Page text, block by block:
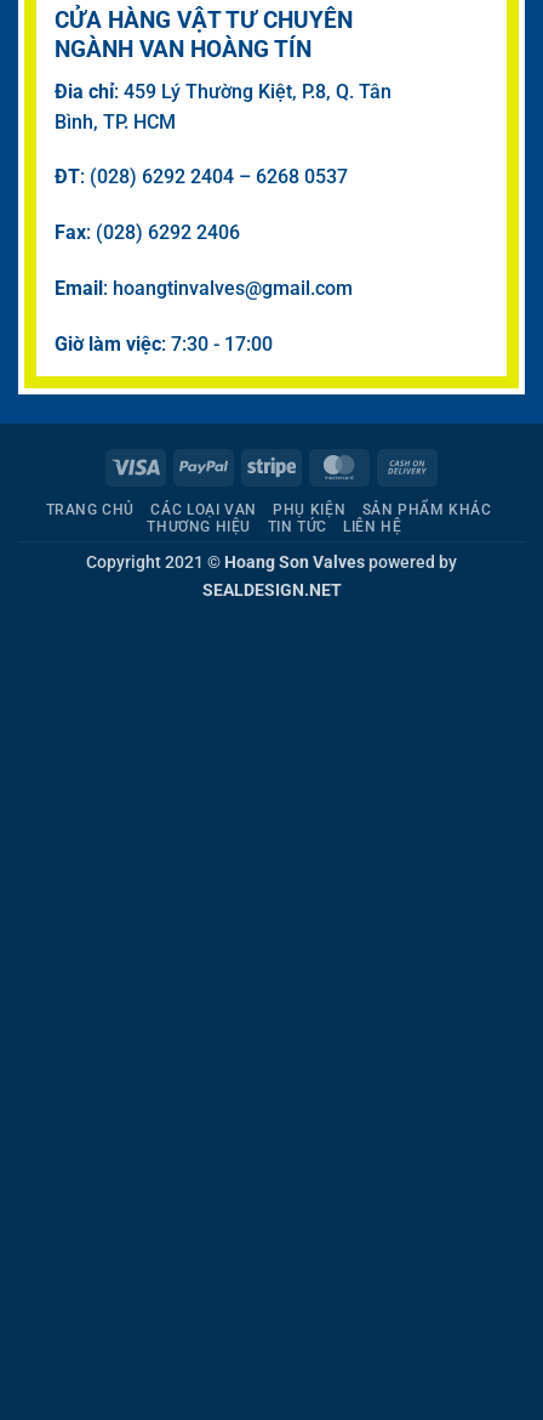
CỬA HÀNG VẬT TƯ CHUYÊN
NGÀNH VAN HOÀNG TÍN
Đia chỉ: 459 Lý Thường Kiệt, P.8, Q. Tân
Bình, TP. HCM
ĐT: (028) 6292 2404 – 6268 0537
Fax: (028) 6292 2406
Email: hoangtinvalves@gmail.com
Giờ làm việc: 7:30 - 17:00
Visa PayPal Stripe MasterCard
Delivery
TRANG CHỦ CÁC LOẠI VAN PHỤ KIỆN
SẢN PHẨM KHÁC
THƯƠNG HIỆU
TIN TỨC LIÊN HỆ
Copyright 2021 © Hoang Son Valvespowered by
SEALDESIGN.NET